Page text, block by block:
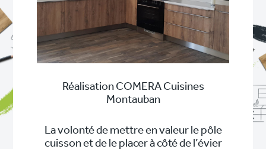
Réalisation COMERA Cuisines
Montauban
La volonté de mettre en valeur le pôle
cuisson et de le placer à côté de l’évier